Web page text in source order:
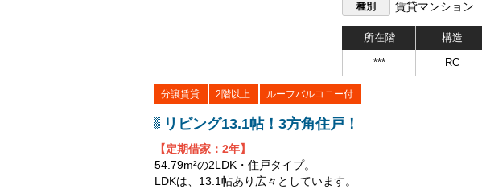
種別 賃貸マンション
所在階 構造
*** RC
分譲賃貸 2階以上 ルーフバルコニー付
リビング13.1帖！3方角住戸！
【定期借家：2年】
54.79m²の2LDK・住戸タイプ。
LDKは、13.1帖あり広々としています。